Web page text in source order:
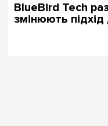
BlueBird Tech
змінюють підхід